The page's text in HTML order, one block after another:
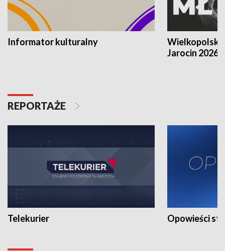
Informator kulturalny
Jarocin 2026
REPORTAŻE
Telekurier Opowieści